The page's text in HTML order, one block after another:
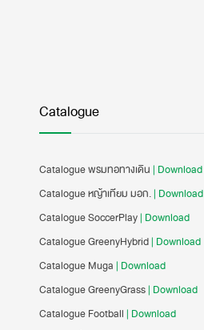
Catalogue
Catalogue พรมทอทางเดิน | Download
Catalogue หญ้าเทียม มอก.| Download
Catalogue SoccerPlay| Download
Catalogue GreenyHybrid| Download
Catalogue Muga | Download
Catalogue GreenyGrass| Download
Catalogue Football | Download